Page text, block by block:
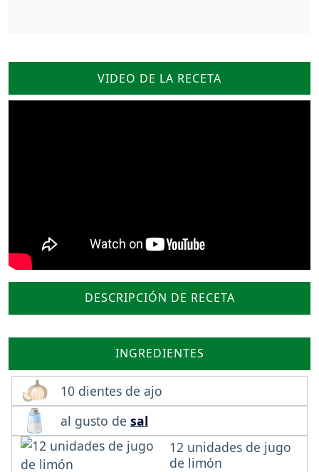
VIDEO DE LA RECETA
DESCRIPCIÓN DE RECETA
INGREDIENTES
10 dientes de ajo
al gusto de sal
12 unidades de jugo
de limón